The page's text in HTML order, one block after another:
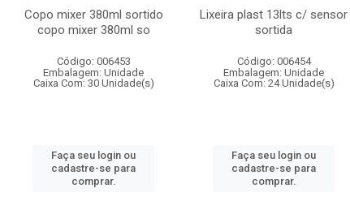
Copo mixer 380ml sortido
copo mixer 380ml so
Código: 006453
Embalagem: Unidade
Caixa Com: 30 Unidade(s)
Faça seu login ou
cadastre-se para
comprar.
Lixeira plast 13lts c/ sensor
sortida
Código: 006454
Embalagem: Unidade
Caixa Com: 24 Unidade(s)
Faça seu login ou
cadastre-se para
comprar.